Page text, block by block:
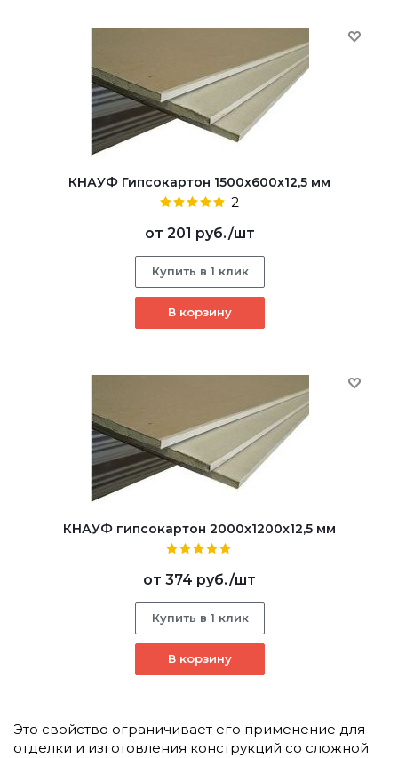
КНАУФ Гипсокартон 1500x600x12,5 мм
2
от 201 руб./шт
Купить в 1 клик
В корзину
КНАУФ гипсокартон 2000x1200x12,5 мм
от 374 руб./шт
Купить в 1 клик
В корзину
Это свойство ограничивает его применение для
отделки и изготовления конструкций со сложной